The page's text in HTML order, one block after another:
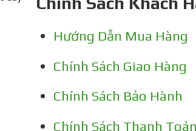
Hướng Dẫn Mua Hàng
Chính Sách Giao Hàng
Chính Sách Bảo Hành
Chính Sách Thanh Toán